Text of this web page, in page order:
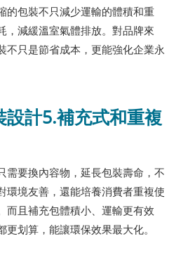
的包裝不只減少運輸的體積和重
，減緩溫室氣體排放。對品牌來
不只是節省成本，更能強化企業永
設計5.補充式和重複
需要換內容物，延長包裝壽命，不
環境友善，還能培養消費者重複使
而且補充包體積小、運輸更有效
划算，能讓環保效果最大化。